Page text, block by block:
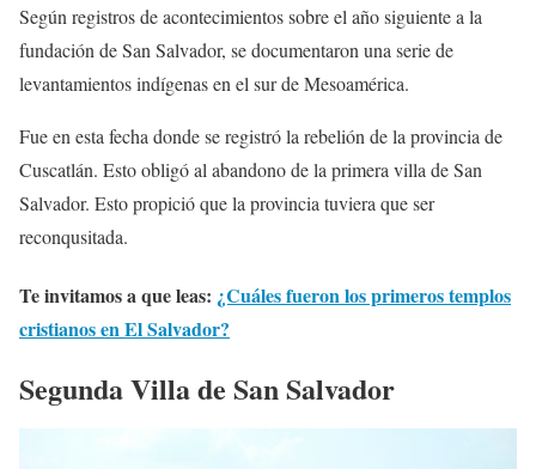
Según registros de acontecimientos sobre el año siguiente a la
fundación de San Salvador, se documentaron una serie de
levantamientos indígenas en el sur de Mesoamérica.
Fue en esta fecha donde se registró la rebelión de la provincia de
Cuscatlán. Esto obligó al abandono de la primera villa de San
Salvador. Esto propició que la provincia tuviera que ser
reconqusitada.
Te invitamos a que leas: ¿Cuáles fueron los primeros templos
cristianos en El Salvador?
Segunda Villa de San Salvador